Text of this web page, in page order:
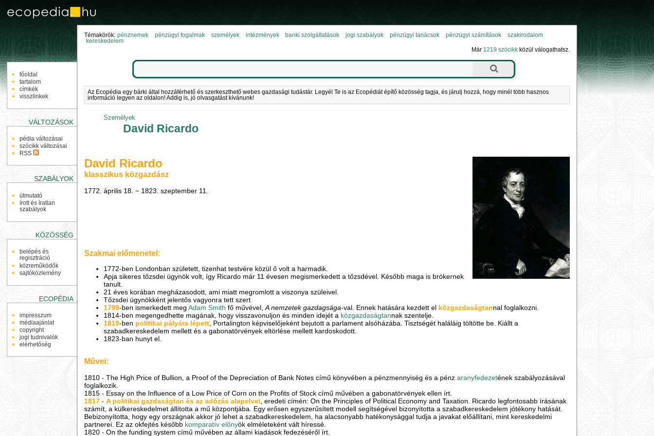
NAVIGÁCIÓ
főoldal
tartalom
címkék
visszlinkek
VÁLTOZÁSOK
pédia változásai
szócikk változásai
RSS
SZABÁLYOK
útmutató
írott és íratlan
szabályok
KÖZÖSSÉG
belépés és
regisztráció
közreműködők
sajtóközlemény
ECOPÉDIA
impresszum
médiaajánlat
copyright
jogi tudnivalók
elérhetőség
Témakörök: pénznemek pénzügyi fogalmak személyek intézmények banki szolgáltatások jogi szabályok pénzügyi tanácsok pénzügyi számítások
szakirodalom
kereskedelem
Már 1219 szócikkközül válogathatsz.
Az Ecopédia egy bárki által hozzáférhető és szerkeszthető webes gazdasági tudástár. Legyél Te is az Ecopédiát építő közösség tagja, és járulj hozzá, hogy minél több hasznos
információ legyen az oldalon! Addig is, jó olvasgatást kívánunk!
Személyek
David Ricardo
David Ricardo
klasszikus közgazdász
1772. április 18. − 1823. szeptember 11.
Szakmai előmenetel:
1772-ben Londonban született, tizenhat testvére közül ő volt a harmadik.
Apja sikeres tőzsdei ügynök volt, így Ricardo már 11 évesen megismerkedett a tőzsdével. Később maga is brókernek
tanult.
21 éves korában megházasodott, ami miatt megromlott a viszonya szüleivel.
Tőzsdei ügynökként jelentős vagyonra tett szert
1799-ben ismerkedett megAdam Smith fő művével,A nemzetek gazdagsága-val. Ennek hatására kezdett el közgazdaságtannal foglalkozni.
1814-ben megengedhette magának, hogy visszavonuljon és minden idejét a közgazdaságtannak szentelje.
1819-ben politikai pályára lépett , Portalington képviselőjeként bejutott a parlament alsóházába. Tisztségét haláláig töltötte be. Kiállt a
szabadkereskedelem mellett és a gabonatörvények eltörlése mellett kardoskodott.
1823-ban hunyt el.
Művei:
1810 - The High Price of Bullion, a Proof of the Depreciation of Bank Notes című könyvében a pénzmennyiség és a pénzaranyfedezetének szabályozásával
foglalkozik.
1815 - Essay on the Influence of a Low Price of Corn on the Profits of Stock című művében a gabonatörvények ellen írt.
1817 -A politikai gazdaságtan és az adózás alapelvei, eredeti címén: On the Principles of Political Economy and Taxation. Ricardo legfontosabb írásának
számít, a külkereskedelmet állította a mű központjába. Egy erősen egyszerűsített modell segítségével bizonyította a szabadkereskedelem jótékony hatását.
Bebizonyította, hogy egy országnak akkor jó lehet a szabadkereskedelem, ha alacsonyabb hatékonysággal tudja a javakat előállítani, mint kereskedelmi
partnerei. Ez az okfejtés később komparatív előnyök elméleteként vált híressé.
1820 - On the funding system című művében az állami kiadások fedezéséről írt.